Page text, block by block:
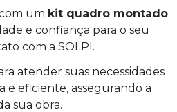
um kit quadro montado
e confiança para o seu
com a SOLPI.
atender suas necessidades
e eficiente, assegurando a
sua obra.